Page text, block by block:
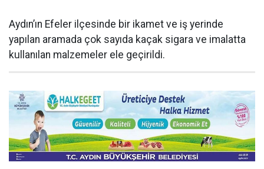
Aydın’ın Efeler ilçesinde bir ikamet ve iş yerinde
yapılan aramada çok sayıda kaçak sigara ve imalatta
kullanılan malzemeler ele geçirildi.